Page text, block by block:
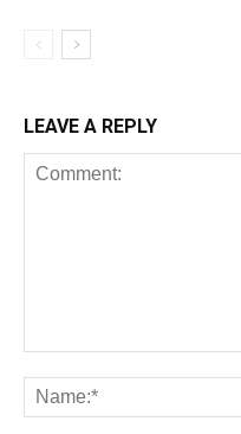
LEAVE A REPLY